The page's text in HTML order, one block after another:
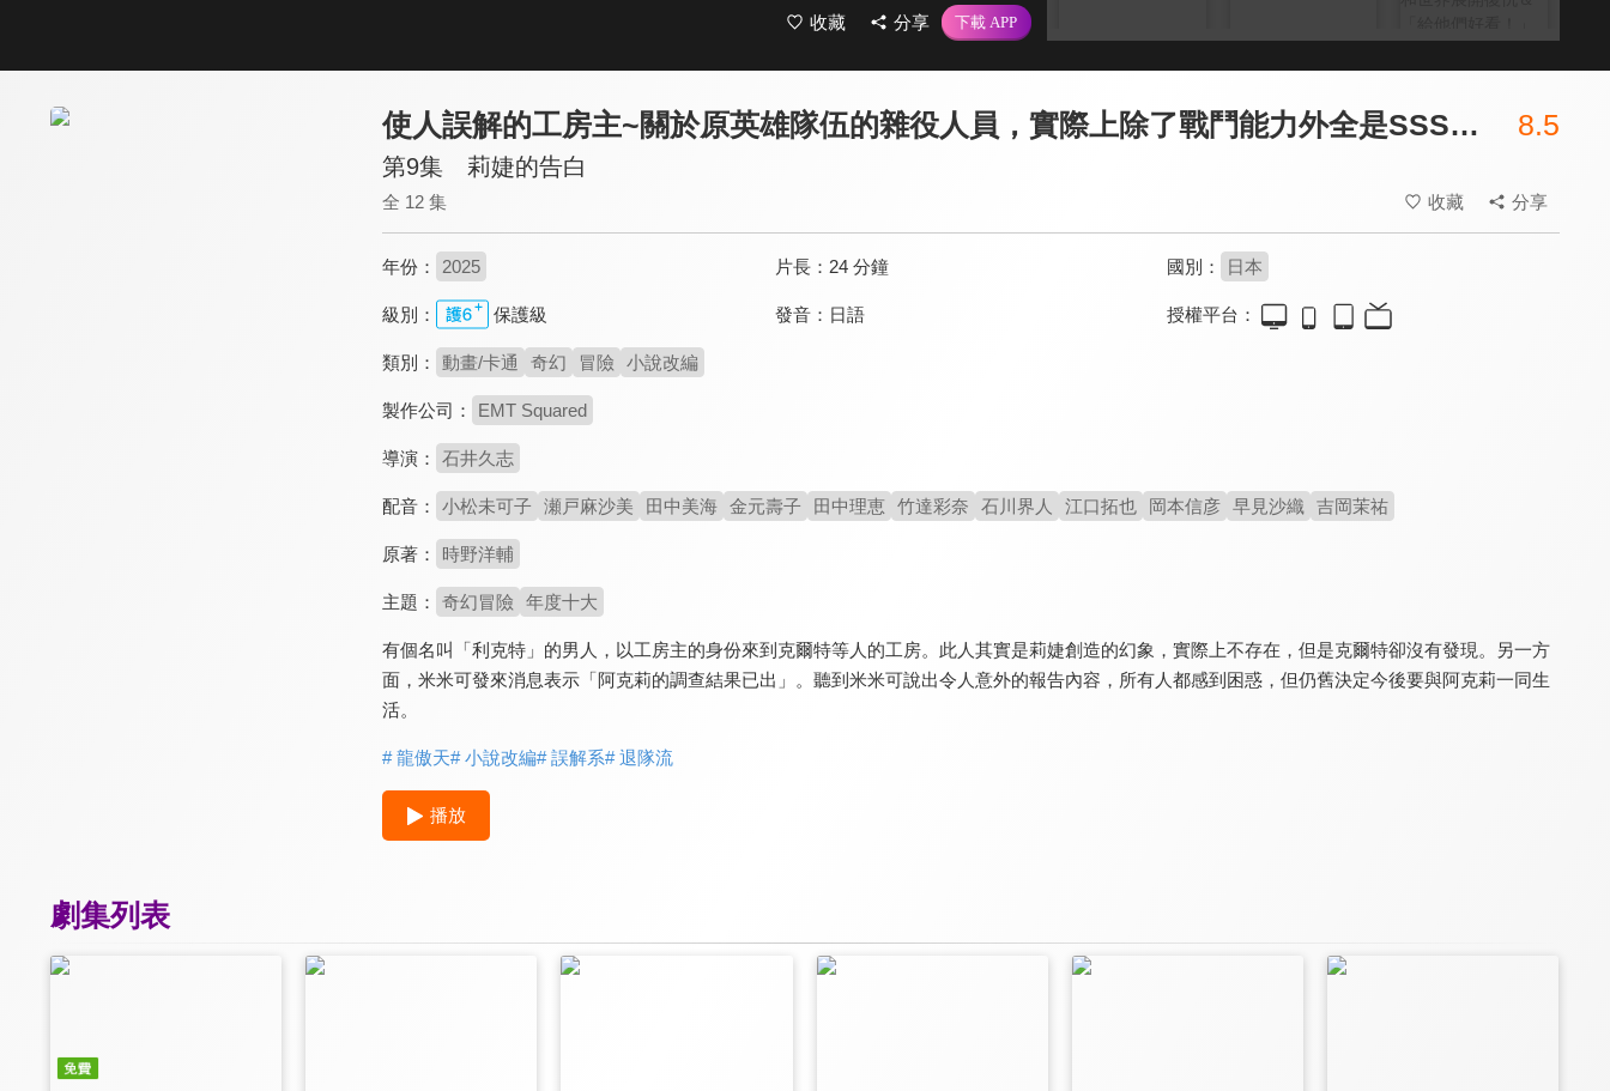
收藏 分享
8.8
野生的大魔王出現了！
全 12 集
8.1
神統記
全 12 集
9.0
雖然是公會的櫃檯小姐，但因為不想加班所以打算獨自討伐迷宮頭目
全 12 集
使人誤解的工房主~關於原英雄隊伍的雜役人員，實際上除了戰鬥能力外全是SSS的故事~ 8.5
第9集 莉婕的告白
全 12 集 收藏 分享
年份： 2025 片長： 24 分鐘 國別： 日本
級別： 保護級 發音： 日語 授權平台：
類別： 動畫/卡通 奇幻 冒險 小說改編
製作公司： EMT Squared
導演： 石井久志
配音： 小松未可子 瀬戸麻沙美 田中美海 金元壽子 田中理恵 竹達彩奈 石川界人 江口拓也 岡本信彦 早見沙織 吉岡茉祐
原著： 時野洋輔
主題： 奇幻冒險 年度十大
有個名叫「利克特」的男人，以工房主的身份來到克爾特等人的工房。此人其實是莉婕創造的幻象，實際上不存在，但是克爾特卻沒有發現。另一方
面，米米可發來消息表示「阿克莉的調查結果已出」。聽到米米可說出令人意外的報告內容，所有人都感到困惑，但仍舊決定今後要與阿克莉一同生
活。
# 龍傲天# 小說改編# 誤解系# 退隊流
播放
劇集列表